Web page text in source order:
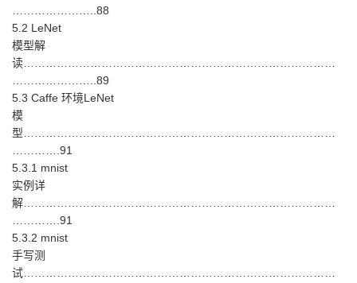
…………………..88
5.2 LeNet
模型解
读…………………………………………………………………………
…………………..89
5.3 Caffe 环境LeNet
模
型…………………………………………………………………………
………….91
5.3.1 mnist
实例详
解…………………………………………………………………………
………….91
5.3.2 mnist
手写测
试…………………………………………………………………………